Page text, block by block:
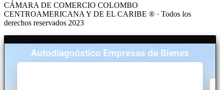
CÁMARA DE COMERCIO COLOMBO
CENTROAMERICANA Y DE EL CARIBE ® · Todos los
derechos reservados 2023